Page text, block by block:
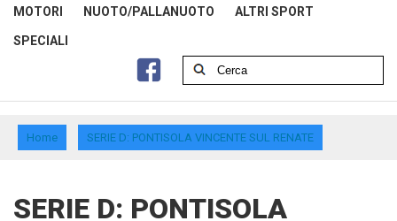
MOTORI NUOTO/PALLANUOTO ALTRI SPORT
SPECIALI
Home SERIE D: PONTISOLA VINCENTE SUL RENATE
SERIE D: PONTISOLA